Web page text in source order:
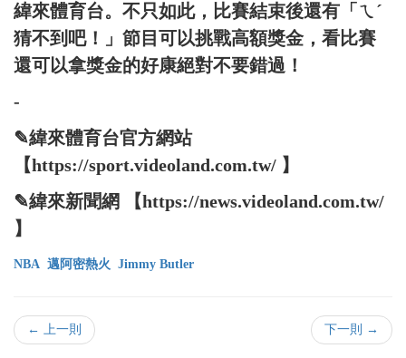
緯來體育台。不只如此，比賽結束後還有「ㄟˊ
猜不到吧！」節目可以挑戰高額獎金，看比賽
還可以拿獎金的好康絕對不要錯過！
-
✎緯來體育台官方網站
【https://sport.videoland.com.tw/ 】
✎緯來新聞網 【https://news.videoland.com.tw/
】
NBA 邁阿密熱火 Jimmy Butler
← 上一則 下一則 →